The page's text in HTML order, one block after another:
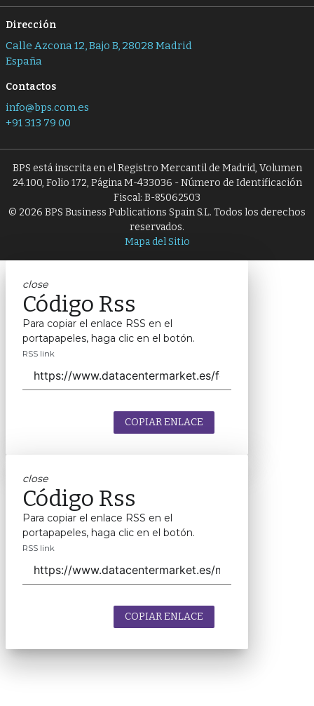
Dirección
Calle Azcona 12, Bajo B, 28028 Madrid
España
Contactos
info@bps.com.es
+91 313 79 00
BPS está inscrita en el Registro Mercantil de Madrid, Volumen
24.100, Folio 172, Página M-433036 - Número de Identificación
Fiscal: B-85062503
© 2026 BPS Business Publications Spain S.L. Todos los derechos
reservados.
Mapa del Sitio
close
Código Rss
Para copiar el enlace RSS en el
portapapeles, haga clic en el botón.
RSS link
COPIAR ENLACE
close
Código Rss
Para copiar el enlace RSS en el
portapapeles, haga clic en el botón.
RSS link
COPIAR ENLACE